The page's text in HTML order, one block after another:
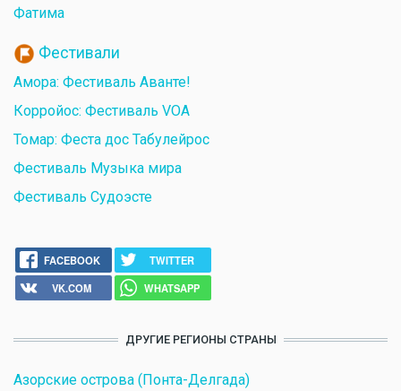
Фатима
Фестивали
Амора: Фестиваль Аванте!
Корройос: Фестиваль VOA
Томар: Феста дос Табулейрос
Фестиваль Музыка мира
Фестиваль Судоэсте
FACEBOOK
TWITTER
VK.COM
WHATSAPP
ДРУГИЕ РЕГИОНЫ СТРАНЫ
Азорские острова (Понта-Делгада)